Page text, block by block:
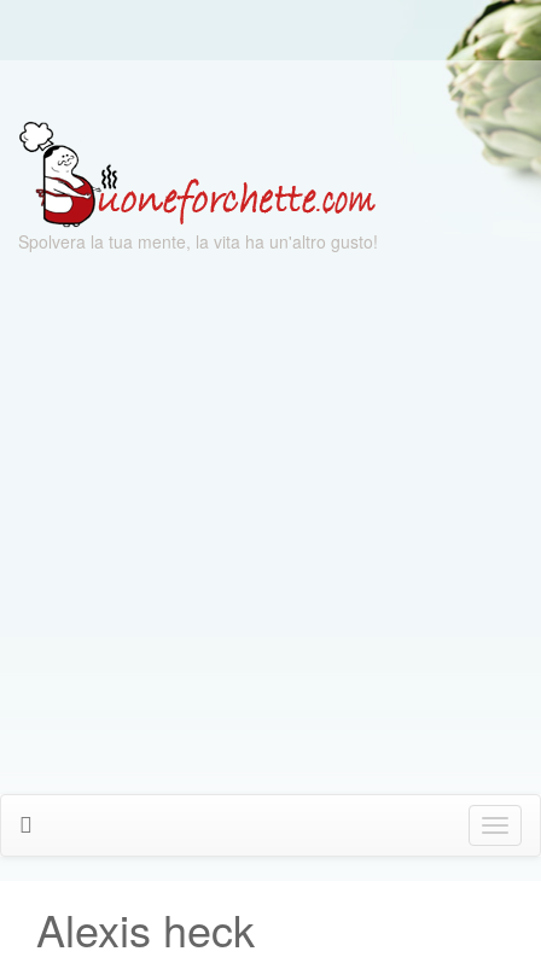
Spolvera la tua mente, la vita ha un'altro gusto!
Click
Me
Alexis heck